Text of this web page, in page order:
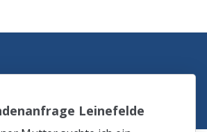
Leinefelde